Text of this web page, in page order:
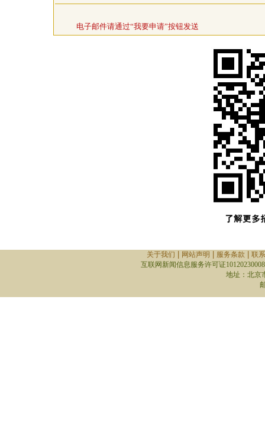
电子邮件请通过“我要申请”按钮发送
关于我们 网站声明 服务条款
联
互联网新闻信息服务许可证10120230008
地址：北京